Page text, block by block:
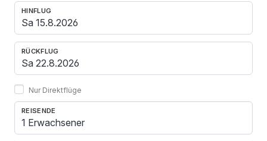
HINFLUG
RÜCKFLUG
Nur Direktflüge
REISENDE
1 Erwachsener